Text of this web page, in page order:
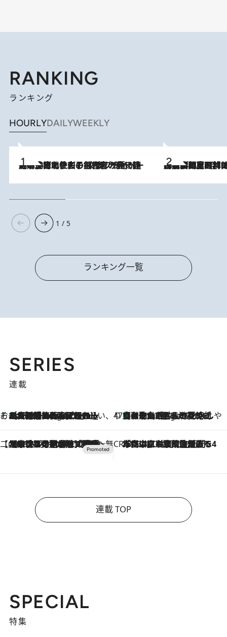
RANKING
ランキング
HOURLYDAILYWEEKLY
2026.8.3
《「文士の子ども被害者の会」発足！》阿川佐和子（72）が語る遠藤周作に北杜夫、劇作家・矢代静一の子どもたちの“文豪プライベート事件簿” 2026.8.8
「最後に見られてよかった」上野動物園の東園パンダ舎が解体前に特別公開。8月16日まで延長されたパネル展と共に辿る“半世紀”のパンダ飼育《解体工事の図面あり》
1 / 5
ランキング一覧
SERIES
連載
そおだよおこの関西おいしい、おやつ紀行4 Hours Ago
［大阪府箕面市］一皿一皿目の前で仕上げられる、料理を巧みに組み込んだアシェットデセールコース「ミチル アシェット デセール（Michiru assiette dessert）」 47都道府県の手みやげ ひんやりスイーツで夏を満喫
4 Hours Ago
【和歌山県】この夏絶対食べたい 冷やしておいしいおやつ3選 みかんがごろっと丸ごと入ったジュレ
【CREA×星野リゾート】唯一無二。癒しと発見が待つ場所へ
2026.8.7
【トンボの足水浴】ヒノキの香りに包まれて涼感マックス！約13℃の湧水かけ流しを避暑地「星野温泉 トンボの湯」で体験 CREA'S CHOICE
2026.8.7
「立川にも歌舞伎があるんだよ」 片岡仁左衛門・市川中車ら豪華座組みで4年目の立川立飛歌舞伎へ
連載 TOP
SPECIAL
特集